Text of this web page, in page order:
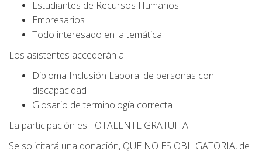
Estudiantes de Recursos Humanos
Empresarios
Todo interesado en la temática
Los asistentes accederán a:
Diploma Inclusión Laboral de personas con
discapacidad
Glosario de terminología correcta
La participación es TOTALENTE GRATUITA
Se solicitará una donación, QUE NO ES OBLIGATORIA, de